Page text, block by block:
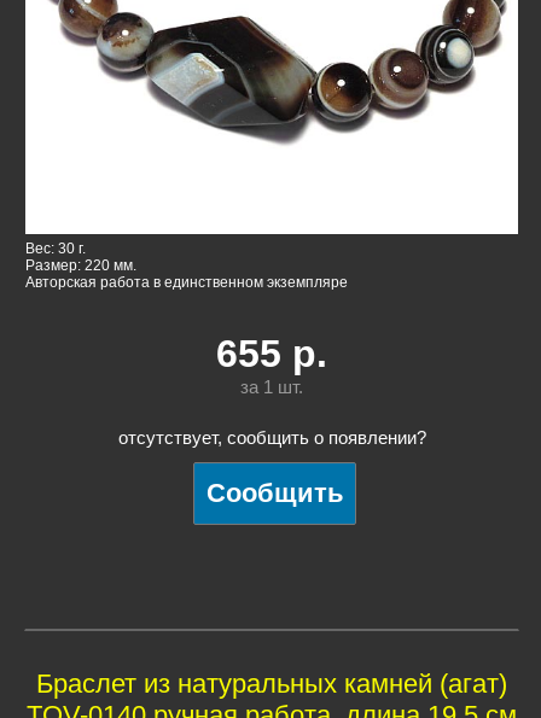
Вес: 30 г.
Размер: 220 мм.
Авторская работа в единственном экземпляре
655 р.
за 1 шт.
отсутствует, сообщить о появлении?
Браслет из натуральных камней (агат)